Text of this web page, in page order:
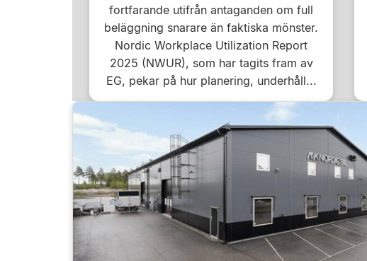
fortfarande utifrån antaganden om full
beläggning snarare än faktiska mönster.
Nordic Workplace Utilization Report
2025 (NWUR), som har tagits fram av
EG, pekar på hur planering, underhåll...